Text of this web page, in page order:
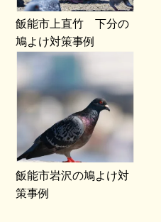
飯能市上直竹 下分の
鳩よけ対策事例
飯能市岩沢の鳩よけ対
策事例